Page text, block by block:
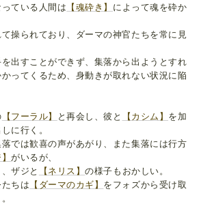
ている人間は 【魂砕き】 によって魂を砕か
操られており、ダーマの神官たちを常に見
出すことができず、集落から出ようとすれ
ってくるため、身動きが取れない状況に陥
【フーラル】 と再会し、彼と 【カシム】 を加
に行く。
では歓喜の声があがり、また集落には行方
】がいるが、
ザジと 【ネリス】の様子もおかしい。
ちは 【ダーマのカギ】 をフォズから受け取